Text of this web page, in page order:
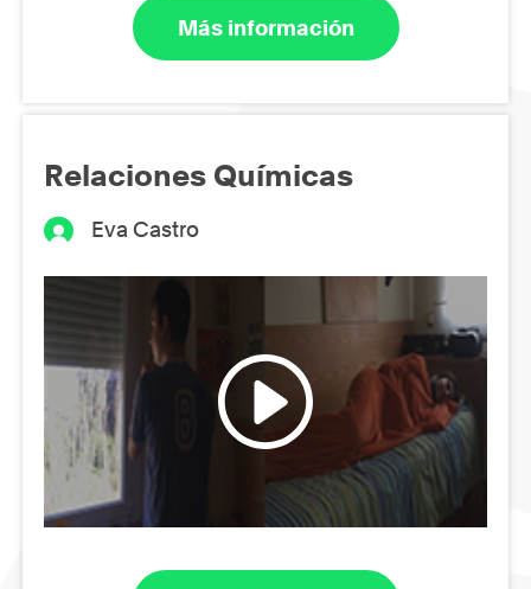
Más información
Relaciones Químicas
Eva Castro